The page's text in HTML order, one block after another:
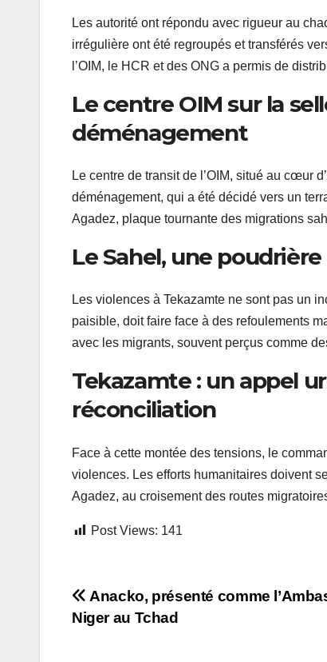
Les autorité ont répondu avec rigueur au
irrégulière ont été regroupés et transférés
l’OIM, le HCR et des ONG a permis de
Le centre OIM sur la
déménagement
Le centre de transit de l’OIM, situé au cœur
déménagement, qui a été décidé vers un
Agadez, plaque tournante des migrations
Le Sahel, une
Les violences à Tekazamte ne sont pas un
paisible, doit faire face à des refoulements
avec les migrants, souvent perçus comme
Tekazamte : un appel
réconciliation
Face à cette montée des tensions, le
violences. Les efforts humanitaires doivent
Agadez, au croisement des routes
Post Views: 141
Navigation
de
Anacko, présenté comme
Niger au Tchad